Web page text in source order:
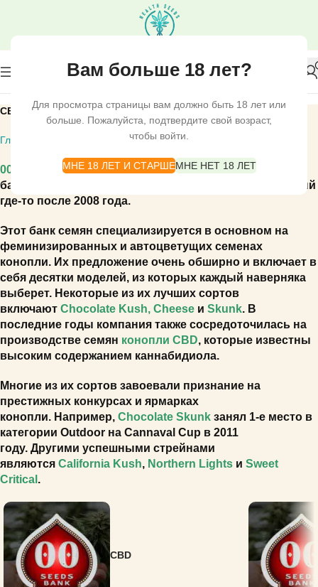
Вам больше 18 лет?
Для просмотра страницы вам должно быть 18 лет или
больше. Пожалуйста, подтвердите свой возраст,
чтобы войти.
МНЕ 18 ЛЕТ И СТАРШЕМНЕ НЕТ 18 ЛЕТ
СЕМЕНА 00 BANK
Главная СЕМЕНА КОНОПЛИ СЕМЕНА 00 BANK
00 Seeds Bank - один из самых молодых испанских
банков семян, расположенный в Малаге и основанный
где-то после 2008 года.
Этот банк семян специализируется в основном на
феминизированных и автоцветущих семенах
конопли. Их предложение очень обширно и включает в
себя десятки моделей, из которых каждый наверняка
выберет. Некоторые из их лучших сортов
включают Chocolate Kush, Cheese и Skunk. В
последние годы компания также сосредоточилась на
производстве семян конопли CBD, которые известны
высоким содержанием каннабидиола.
Многие из их сортов завоевали признание на
престижных конкурсах и ярмарках
конопли. Например, Chocolate Skunk занял 1-е место в
категории Outdoor на Cannaval Cup в 2011
году. Другими успешными стрейнами
являются California Kush, Northern Lights и Sweet
Critical .
CBD